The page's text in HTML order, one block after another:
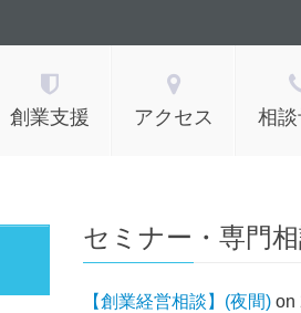
創業支援 アクセス 相
セミナー・専門
【創業経営相談】(夜間) on